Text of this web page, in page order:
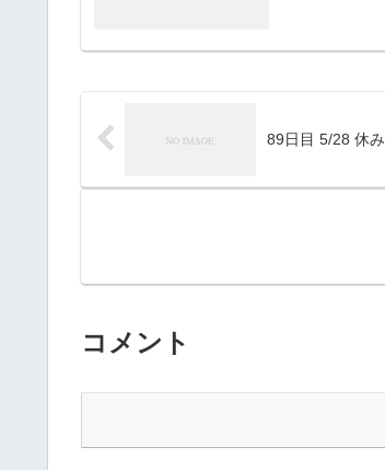
89日目 5/28 休み
コメント